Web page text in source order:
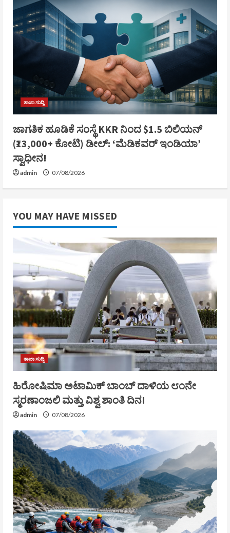
ತಾಜಾ ಸುದ್ದಿ
ಜಾಗತಿಕ ಹೂಡಿಕೆ ಸಂಸ್ಥೆ KKR ನಿಂದ $1.5 ಬಿಲಿಯನ್
(₹13,000+ ಕೋಟಿ) ಡೀಲ್: ‘ಮೆಡಿಕವರ್ ಇಂಡಿಯಾ’
ಸ್ವಾಧೀನ!
admin 07/08/2026
YOU MAY HAVE MISSED
ತಾಜಾ ಸುದ್ದಿ
ಹಿರೋಷಿಮಾ ಅಟಾಮಿಕ್ ಬಾಂಬ್ ದಾಳಿಯ ೮೧ನೇ
ಸ್ಮರಣಾಂಜಲಿ ಮತ್ತು ವಿಶ್ವ ಶಾಂತಿ ದಿನ!
admin 07/08/2026